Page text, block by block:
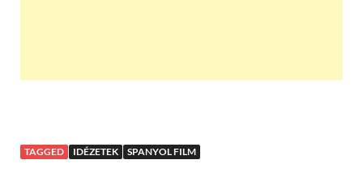
TAGGED IDÉZETEK SPANYOL FILM